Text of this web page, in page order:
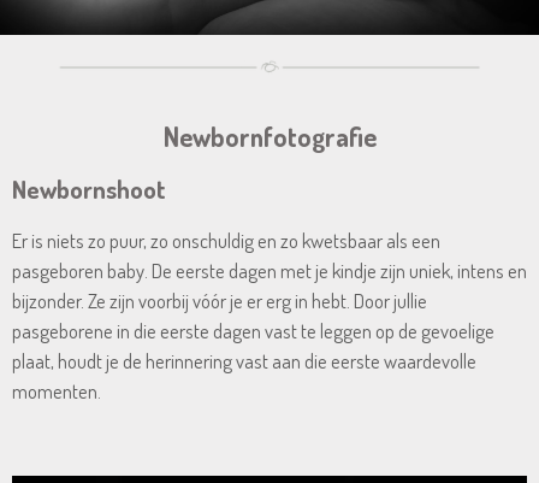
Newbornfotografie
Newbornshoot
Er is niets zo puur, zo onschuldig en zo kwetsbaar als een
pasgeboren baby. De eerste dagen met je kindje zijn uniek, intens en
bijzonder. Ze zijn voorbij vóór je er erg in hebt. Door jullie
pasgeborene in die eerste dagen vast te leggen op de gevoelige
plaat, houdt je de herinnering vast aan die eerste waardevolle
momenten.